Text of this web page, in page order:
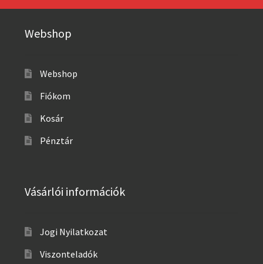
Webshop
Webshop
Fiókom
Kosár
Pénztár
Vásárlói információk
Jogi Nyilatkozat
Viszonteladók